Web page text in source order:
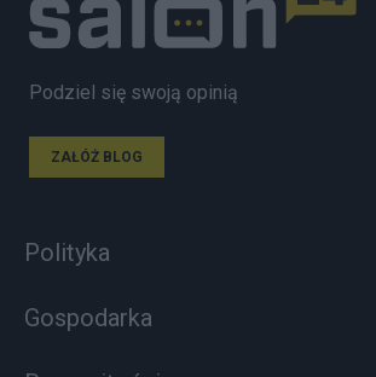
Podziel się swoją opinią
ZAŁÓŻ BLOG
Polityka
Gospodarka